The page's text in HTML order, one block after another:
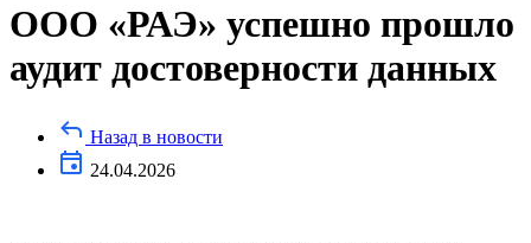
ООО «РАЭ» успешно прошло
аудит достоверности данных
Назад в новости
24.04.2026